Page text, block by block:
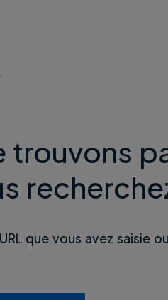
trouvons
que vous avez saisie